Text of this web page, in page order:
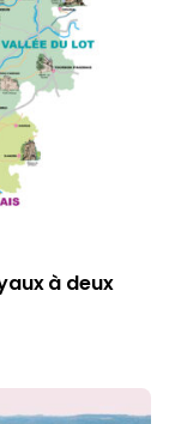
à deux